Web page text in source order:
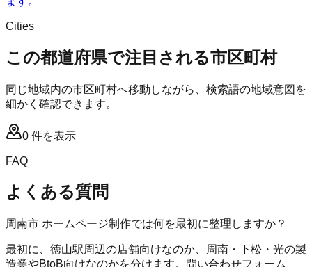
Cities
この都道府県で注目される市区町村
同じ地域内の市区町村へ移動しながら、検索語の地域意図を
細かく確認できます。
0 件を表示
FAQ
よくある質問
周南市 ホームページ制作では何を最初に整理しますか？
最初に、徳山駅周辺の店舗向けなのか、周南・下松・光の製
造業やBtoB向けなのかを分けます。問い合わせフォーム、